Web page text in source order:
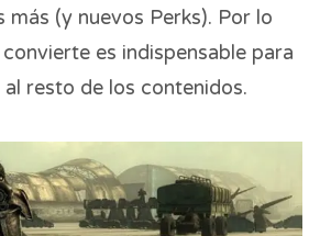
más (y nuevos Perks). Por lo
es indispensable para
resto de los contenidos.